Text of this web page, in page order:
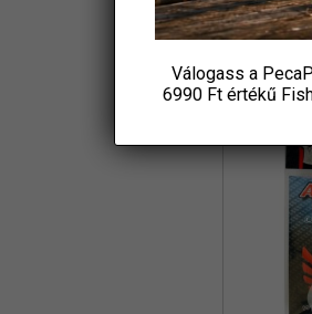
(15)
(21)
(9)
Válogass a
6990 Ft értékű